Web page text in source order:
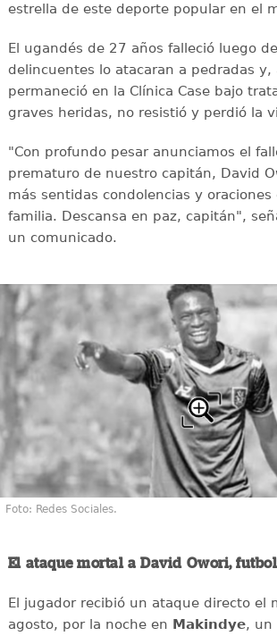
estrella de este deporte popular en el
El ugandés de 27 años falleció luego
delincuentes lo atacaran a pedradas y,
permaneció en la Clínica Case bajo
graves heridas, no resistió y perdió la
"Con profundo pesar anunciamos el
prematuro de nuestro capitán, David
más sentidas condolencias y oraciones
familia. Descansa en paz, capitán",
un comunicado.
Foto: Redes Sociales.
El ataque mortal a David Owori,
El jugador recibió un ataque directo el
agosto, por la noche en Makindye, un